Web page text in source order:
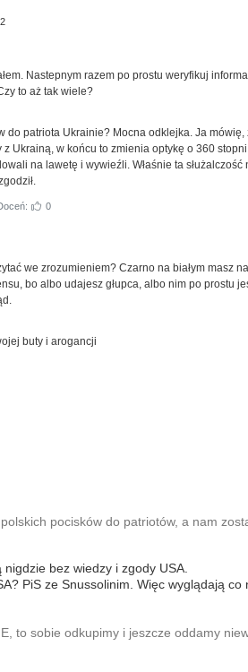
Nastepnym razem po prostu weryfikuj
to aż tak wiele?
do patriota Ukrainie? Mocna odklejka. Ja
Ukrainą, w końcu to zmienia optykę o 360
na lawetę i wywieźli. Właśnie ta
0
we zrozumieniem? Czarno na białym masz
bo albo udajesz głupca, albo nim po prostu
buty i arogancji
pocisków do patriotów, a nam
bez wiedzy i zgody USA.
PiS ze Snussolinim. Więc wyglądają
to sobie odkupimy i jeszcze oddamy